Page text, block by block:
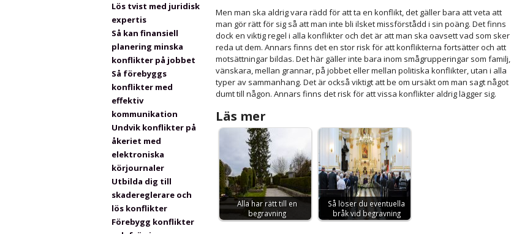
Lös tvist med juridisk
expertis
Så kan finansiell
planering minska
konflikter på jobbet
Så förebyggs
konflikter med
effektiv
kommunikation
Undvik konflikter på
åkeriet med
elektroniska
körjournaler
Utbilda dig till
skadereglerare och
lös konflikter
Förebygg konflikter
Men man ska aldrig vara rädd för att ta en konflikt, det gäller bara att veta att
man gör rätt för sig så att man inte bli ilsket missförstådd i sin poäng. Det finns
dock en viktig regel i alla konflikter och det är att man ska oavsett vad som sker
reda ut dem. Annars finns det en stor risk för att konflikterna fortsätter och att
motsättningar bildas. Det här gäller inte bara inom smågrupperingar som familj,
vänskara, mellan grannar, på jobbet eller mellan politiska konflikter, utan i alla
typer av sammanhang. Det är också viktigt att be om ursäkt om man sagt något
dumt till någon. Annars finns det risk för att vissa konflikter aldrig lägger sig.
Läs mer
Alla har rätt till en
begravning
Så löser du eventuella
bråk vid begravning